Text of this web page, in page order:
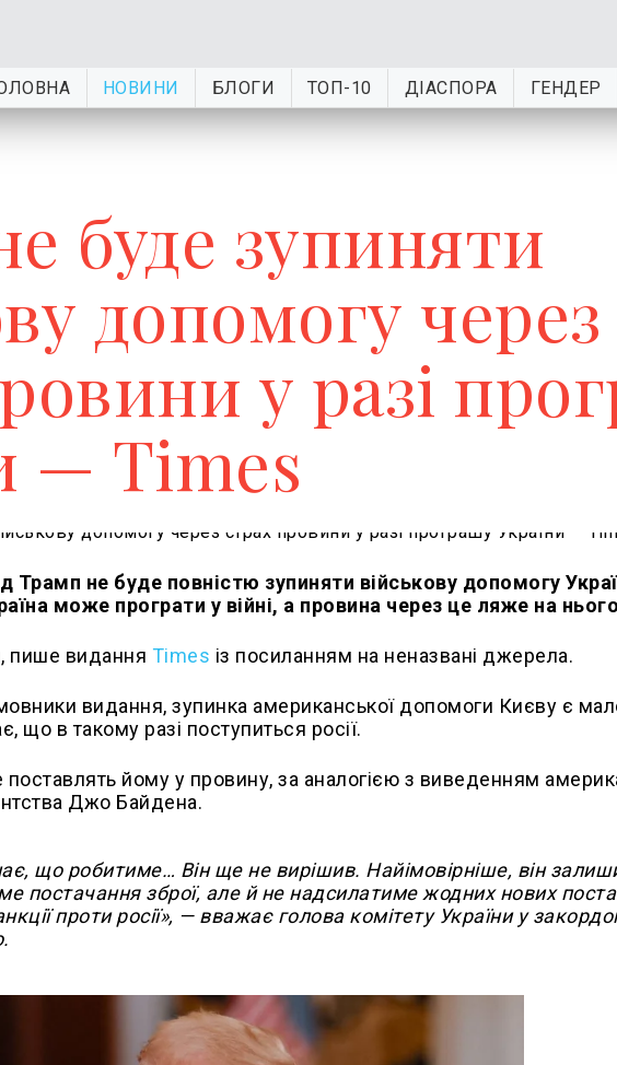
НОВИНИ БЛОГИ ТОП-10 ДІАСПОРА ГЕНДЕР
буде зупиняти
допомогу через
у разі
— Times
не буде повністю зупиняти військову допомогу
може програти у війні, а провина через це ляже на
пише видання Times із посиланням на неназвані джерела.
видання, зупинка американської допомоги Києву є
в такому разі поступиться росії.
йому у провину, за аналогією з виведенням
Джо Байдена.
що робитиме… Він ще не вирішив. Найімовірніше, він
постачання зброї, але й не надсилатиме жодних нових
проти росії», — вважає голова комітету України у